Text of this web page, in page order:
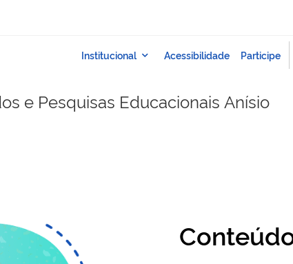
e Pesquisas Educacionais Anísio